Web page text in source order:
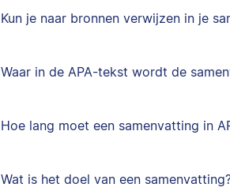
Kun je naar bronnen verwijzen in je
Waar in de APA-tekst wordt de
Hoe lang moet een samenvatting in
Wat is het doel van een